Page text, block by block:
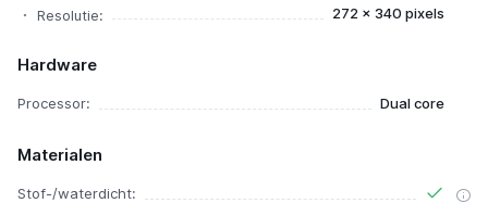
Resolutie:
272 x 340 pixels
Hardware
Processor: Dual core
Materialen
Stof-/waterdicht: